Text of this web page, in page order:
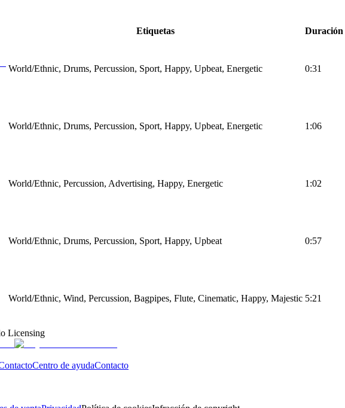
Etiquetas Duración
World/Ethnic, Drums, Percussion, Sport, Happy, Upbeat, Energetic 0:31
World/Ethnic, Drums, Percussion, Sport, Happy, Upbeat, Energetic 1:06
World/Ethnic, Percussion, Advertising, Happy, Energetic 1:02
World/Ethnic, Drums, Percussion, Sport, Happy, Upbeat 0:57
World/Ethnic, Wind, Percussion, Bagpipes, Flute, Cinematic, Happy, Majestic 5:21
Licensing
Centro de ayudaContacto